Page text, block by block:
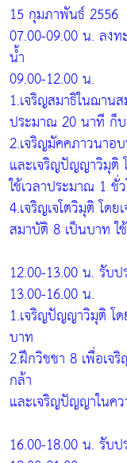
15 กุมภาพันธ์ 2556
07.00-09.00 น. ลง
น้ำ
09.00-12.00 น.
1.เจริญสมาธิในฌาน
ประมาณ 20 นาที ก็
2.เจริญมัคคภาวนาอ
และเจริญปัญญาวิมุติ
ใช้เวลาประมาณ 1 ชั่
4.เจริญเจโตวิมุติ โด
สมาบัติ 8 เป็นบาท ใ
12.00-13.00 น. รับ
13.00-16.00 น.
1.เจริญปัญญาวิมุติ โ
บาท
2.ฝึกวิชชา 8 เพื่อเ
กล้า
และเจริญปัญญาในค
16.00-18.00 น. รับ